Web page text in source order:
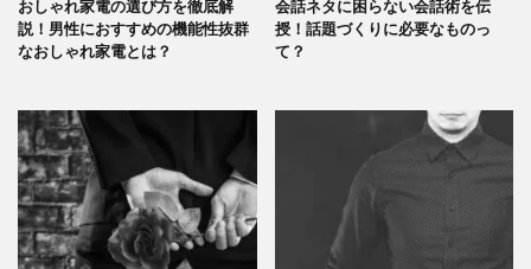
おしゃれ家電の選び方を徹底解
説！男性におすすめの機能性抜群
なおしゃれ家電とは？
会話ネタに困らない会話術を伝
授！話題づくりに必要なものっ
て？